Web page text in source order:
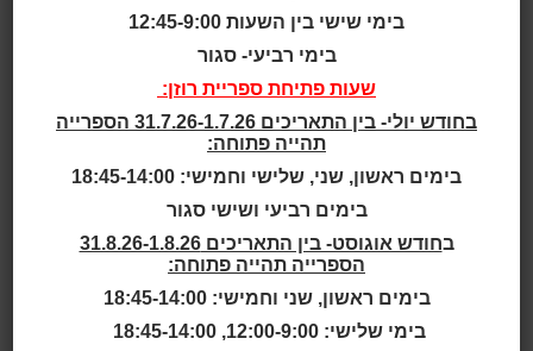
אירועים ופעילויות>קיץ קריר -
קיץ קריר - פעילויות
לילדים ולנוער
קיץ קריר - פעילויות לילדים
ולנוער
בימי שישי בין השעות 12:45-9:00
בימי רביעי- סגור
שעות פתיחת ספריית רוזן:
בחודש יולי- בין התאריכים 31.7.26-1.7.26 הספרייה
תהייה פתוחה:
בימים ראשון, שני, שלישי וחמישי: 18:45-14:00
בימים רביעי ושישי סגור
ב
חודש אוגוסט- בין התאריכים 31.8.26-1.8.26
הספרייה תהייה פתוחה:
בימים ראשון, שני וחמישי: 18:45-14:00
בימי שלישי: 12:00-9:00, 18:45-14:00